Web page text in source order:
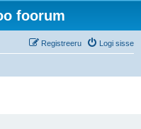
foorum
Logi sisse
Registreeru